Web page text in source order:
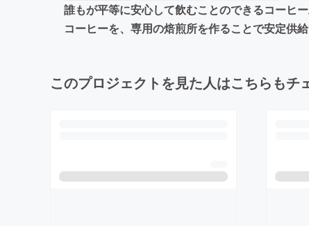
誰もが平等に安心して飲むことのできるコーヒ
コーヒーを、専用の焙煎所を作ることで安定供
このプロジェクトを見た人はこちらもチ